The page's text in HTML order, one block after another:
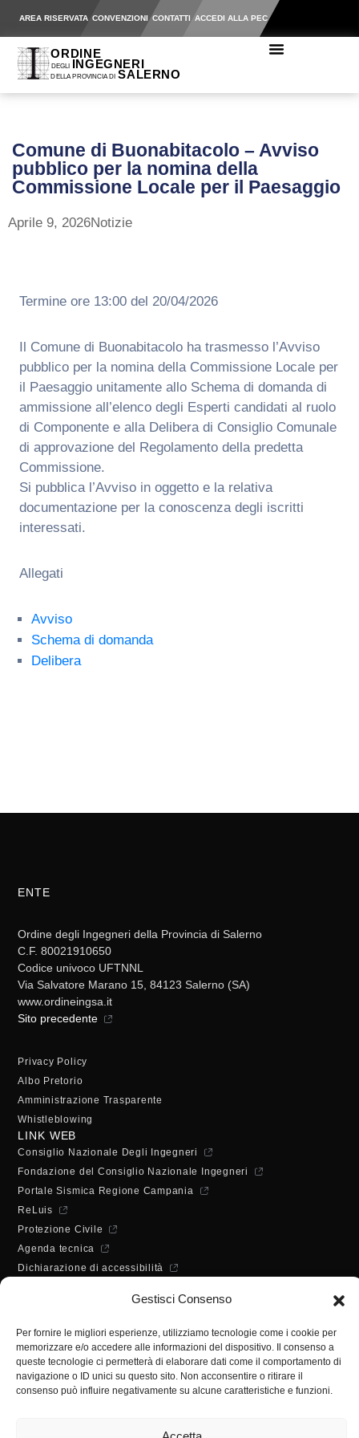
Gestisci Consenso
Per fornire le migliori esperienze, utilizziamo tecnologie come i cookie per
memorizzare e/o accedere alle informazioni del dispositivo. Il consenso a
queste tecnologie ci permetterà di elaborare dati come il comportamento di
navigazione o ID unici su questo sito. Non acconsentire o ritirare il
consenso può influire negativamente su alcune caratteristiche e funzioni.
AREA RISERVATA CONVENZIONI CONTATTI ACCEDI ALLA PEC
Comune di Buonabitacolo – Avviso
pubblico per la nomina della
Commissione Locale per il Paesaggio
Aprile 9, 2026Notizie
Termine ore 13:00 del 20/04/2026
Il Comune di Buonabitacolo ha trasmesso l’Avviso
pubblico per la nomina della Commissione Locale per
il Paesaggio unitamente allo Schema di domanda di
ammissione all’elenco degli Esperti candidati al ruolo
di Componente e alla Delibera di Consiglio Comunale
di approvazione del Regolamento della predetta
Commissione.
Si pubblica l’Avviso in oggetto e la relativa
documentazione per la conoscenza degli iscritti
interessati.
Allegati
Avviso
Schema di domanda
Delibera
ENTE
Ordine degli Ingegneri della Provincia di Salerno
C.F. 80021910650
Codice univoco UFTNNL
Via Salvatore Marano 15, 84123 Salerno (SA)
www.ordineingsa.it
Sito precedente
Privacy Policy
Albo Pretorio
Amministrazione Trasparente
Whistleblowing
LINK WEB
Consiglio Nazionale Degli Ingegneri
Fondazione del Consiglio Nazionale Ingegneri
Portale Sismica Regione Campania
ReLuis
Protezione Civile
Agenda tecnica
Dichiarazione di accessibilità
Lunedì - Mercoledì - Venerdì:
Martedì - Giovedì:
10:00 - 12:00 / 14:30 - 16:30
SEGRETERIA